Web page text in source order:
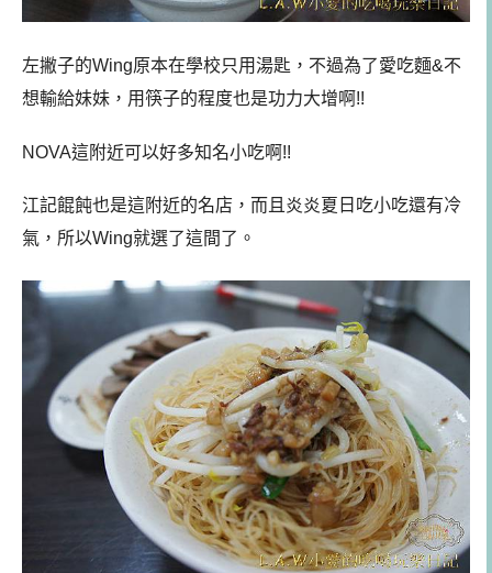
左撇子的Wing原本在學校只用湯匙，不過為了愛吃麵&不
想輸給妹妹，用筷子的程度也是功力大增啊!!
NOVA這附近可以好多知名小吃啊!!
江記餛飩也是這附近的名店，而且炎炎夏日吃小吃還有冷
氣，所以Wing就選了這間了。